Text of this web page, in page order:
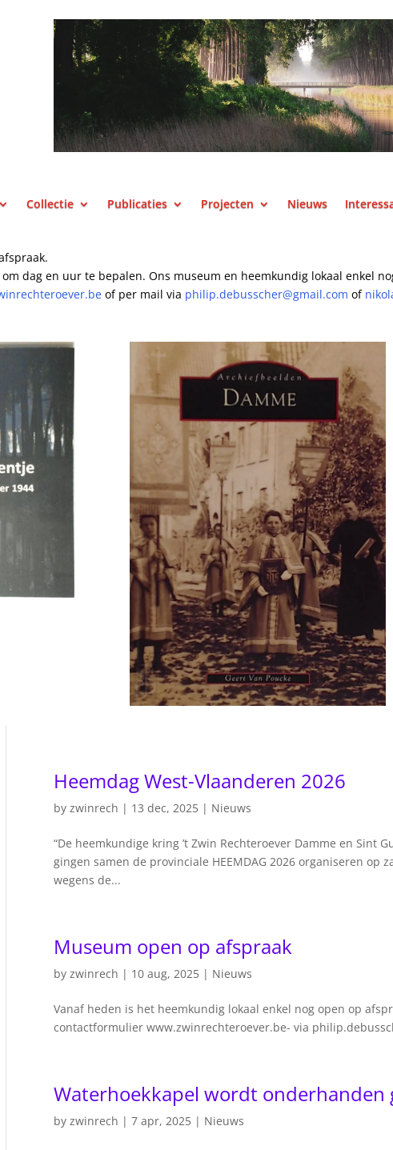
Collectie Publicaties Projecten Nieuws
dag en uur te bepalen. Ons museum en heemkundig lokaal enkel
of per mail via philip.debusscher@gmail.com of
Heemdag West-Vlaanderen 2026
by zwinrech | 13 dec, 2025| Nieuws
“De heemkundige kring ’t Zwin Rechteroever Damme en Sint
gingen samen de provinciale HEEMDAG 2026 organiseren op
wegens de...
Museum open op afspraak
by zwinrech | 10 aug, 2025| Nieuws
Vanaf heden is het heemkundig lokaal enkel nog open op
contactformulier www.zwinrechteroever.be- via
Waterhoekkapel wordt onderhanden
by zwinrech | 7 apr, 2025| Nieuws